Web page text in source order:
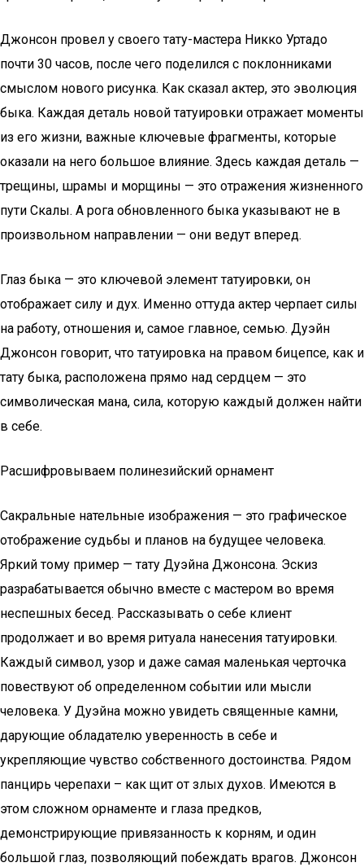
Джонсон провел у своего тату-мастера Никко Уртадо
почти 30 часов, после чего поделился с поклонниками
смыслом нового рисунка. Как сказал актер, это эволюция
быка. Каждая деталь новой татуировки отражает моменты
из его жизни, важные ключевые фрагменты, которые
оказали на него большое влияние. Здесь каждая деталь —
трещины, шрамы и морщины — это отражения жизненного
пути Скалы. А рога обновленного быка указывают не в
произвольном направлении — они ведут вперед.
Глаз быка — это ключевой элемент татуировки, он
отображает силу и дух. Именно оттуда актер черпает силы
на работу, отношения и, самое главное, семью. Дуэйн
Джонсон говорит, что татуировка на правом бицепсе, как и
тату быка, расположена прямо над сердцем — это
символическая мана, сила, которую каждый должен найти
в себе.
Расшифровываем полинезийский орнамент
Сакральные нательные изображения — это графическое
отображение судьбы и планов на будущее человека.
Яркий тому пример — тату Дуэйна Джонсона. Эскиз
разрабатывается обычно вместе с мастером во время
неспешных бесед. Рассказывать о себе клиент
продолжает и во время ритуала нанесения татуировки.
Каждый символ, узор и даже самая маленькая черточка
повествуют об определенном событии или мысли
человека. У Дуэйна можно увидеть священные камни,
дарующие обладателю уверенность в себе и
укрепляющие чувство собственного достоинства. Рядом
панцирь черепахи – как щит от злых духов. Имеются в
этом сложном орнаменте и глаза предков,
демонстрирующие привязанность к корням, и один
большой глаз, позволяющий побеждать врагов. Джонсон